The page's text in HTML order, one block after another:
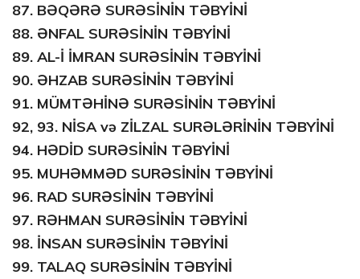
87. BƏQƏRƏ SURƏSİNİN TƏBYİNİ
88. ƏNFAL SURƏSİNİN TƏBYİNİ
89. AL-İ İMRAN SURƏSİNİN TƏBYİNİ
90. ƏHZAB SURƏSİNİN TƏBYİNİ
91. MÜMTƏHİNƏ SURƏSİNİN TƏBYİNİ
92, 93. NİSAvə ZİLZAL SURƏLƏRİNİN TƏBYİNİ
94. HƏDİD SURƏSİNİN TƏBYİNİ
95. MUHƏMMƏD SURƏSİNİN TƏBYİNİ
96. RAD SURƏSİNİN TƏBYİNİ
97. RƏHMAN SURƏSİNİN TƏBYİNİ
98. İNSAN SURƏSİNİN TƏBYİNİ
99. TALAQ SURƏSİNİN TƏBYİNİ